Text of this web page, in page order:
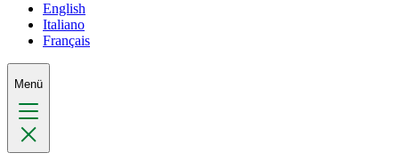
English
Italiano
Français
Menü